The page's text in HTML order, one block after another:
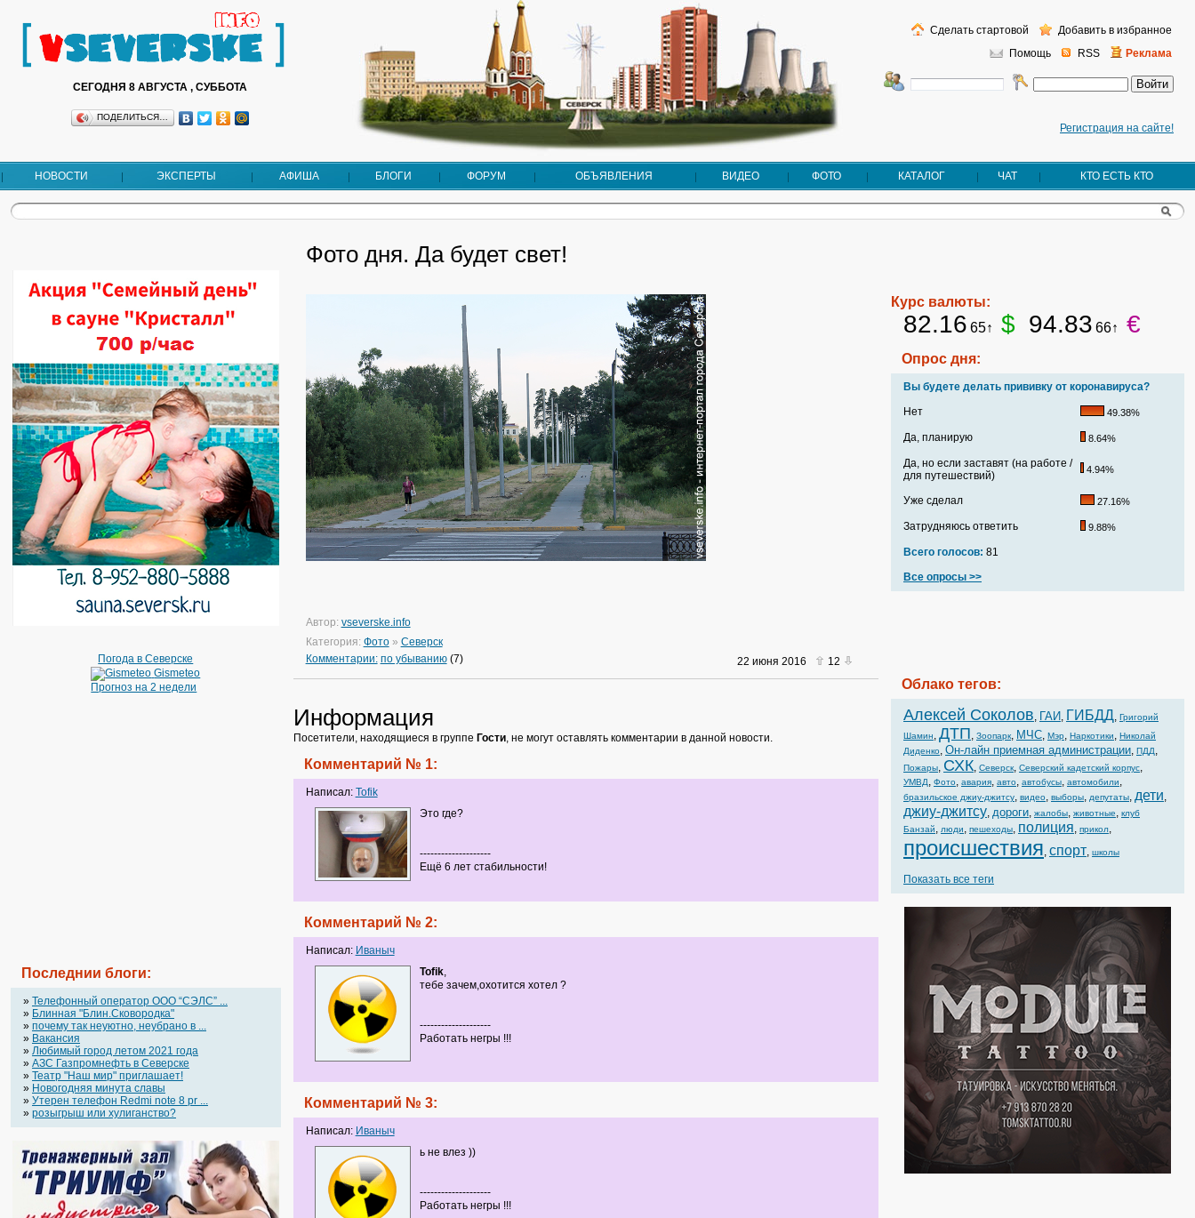
СЕГОДНЯ 8 АВГУСТА , СУББОТА
ПОДЕЛИТЬСЯ…
Регистрация на сайте!
Помощь RSS Реклама
Сделать стартовой Добавить в избранное
НОВОСТИ ЭКСПЕРТЫ АФИША БЛОГИ ФОРУМ ОБЪЯВЛЕНИЯ ВИДЕО ФОТО КАТАЛОГ ЧАТ КТО ЕСТЬ КТО
Погода в Северске
Gismeteo
Прогноз на 2 недели
Последнии блоги:
» Телефонный оператор OOO “СЭЛС” ...
» Блинная "Блин.Сковородка"
» почему так неуютно, неубрано в ...
» Вакансия
» Любимый город летом 2021 года
» АЗС Газпромнефть в Северске
» Театр "Наш мир" приглашает!
» Новогодняя минута славы
» Утерен телефон Redmi note 8 pr ...
» розыгрыш или хулиганство?
Фото дня. Да будет свет!
Автор: vseverske.info
Категория: Фото» Северск
Комментарии: по убыванию(7) 22 июня 2016 12
Информация
Посетители, находящиеся в группе Гости, не могут оставлять комментарии в данной новости.
Комментарий № 1:
Написал: Tofik
Это где?
--------------------
Ещё 6 лет стабильности!
Комментарий № 2:
Написал: Иваныч
Tofik,
тебе зачем,охотится хотел ?
--------------------
Работать негры !!!
Комментарий № 3:
Написал: Иваныч
ь не влез ))
--------------------
Работать негры !!!
Курс валюты:
82.16 65↑ $ 94.83 66↑ €
Опрос дня:
Вы будете делать прививку от коронавируса?
Нет
49.38%
Да, планирую 8.64%
Да, но если заставят (на работе /
для путешествий)
4.94%
Уже сделал 27.16%
Затрудняюсь ответить 9.88%
Всего голосов: 81
Все опросы >>
Облако тегов:
Алексей Соколов, ГАИ, ГИБДД, Григорий
Шамин, ДТП, Зоопарк, МЧС, Мэр, Наркотики, Николай
Диденко, Он-лайн приемная администрации, ПДД,
Пожары, СХК, Северск, Северский кадетский корпус,
УМВД, Фото, авария, авто, автобусы, автомобили,
бразильское джиу-джитсу, видео, выборы, депутаты, дети,
джиу-джитсу, дороги, жалобы, животные, клуб
Банзай, люди, пешеходы, полиция, прикол,
происшествия, спорт, школы
Показать все теги